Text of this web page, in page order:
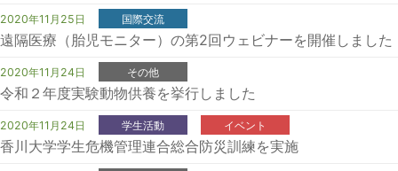
2020年11月25日 国際交流
遠隔医療（胎児モニター）の第2回ウェビナーを開催しました
2020年11月24日 その他
令和２年度実験動物供養を挙行しました
2020年11月24日 学生活動 イベント
香川大学学生危機管理連合総合防災訓練を実施